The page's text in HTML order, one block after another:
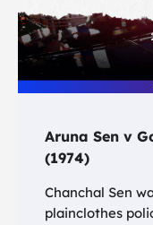
Aruna Sen v
(1974)
Chanchal Sen
plainclothes